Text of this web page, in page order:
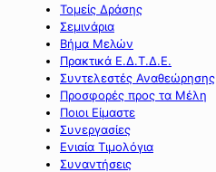
Τομείς Δράσης
Σεμινάρια
Βήμα Μελών
Πρακτικά Ε.Δ.Τ.Δ.Ε.
Συντελεστές Αναθεώρησης
Προσφορές προς τα Μέλη
Ποιοι Είμαστε
Συνεργασίες
Ενιαία Τιμολόγια
Συναντήσεις